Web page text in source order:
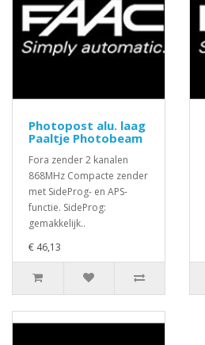
Photopost alu. laag
Paaltje Photobeam
Fora zender 2 kanalen
868MHz Compacte zender
met SideProg- en APS-
functie. SideProg:
gemakkelijk..
€ 46,13